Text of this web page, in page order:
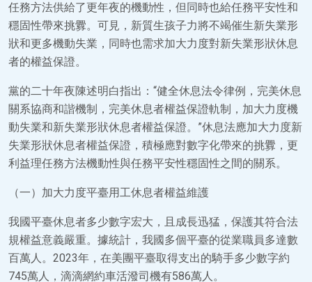
任務方法供給了更年夜的機動性，但同時也給任務平安性和
穩固性帶來挑釁。可見，新質生孩子力將不竭催生新失業形
狀和更多機動失業，同時也需求加大力度對新失業形狀休息
者的權益保證。
黨的二十年夜陳述明白指出：“健全休息法令律例，完美休息
關系協商和諧機制，完美休息者權益保證軌制，加大力度機
動失業和新失業形狀休息者權益保證。”休息法應加大力度新
失業形狀休息者權益保證，積極應對數字化帶來的挑釁，更
利益理任務方法機動性與任務平安性穩固性之間的關系。
（一）加大力度平臺用工休息者權益維護
我國平臺休息者多少數字宏大，且成長迅猛，保護其符合法
規權益意義嚴重。據統計，我國多個平臺的從業職員多達數
百萬人。2023年，在美團平臺取得支出的騎手多少數字約
745萬人，滴滴網約車活潑司機有586萬人。